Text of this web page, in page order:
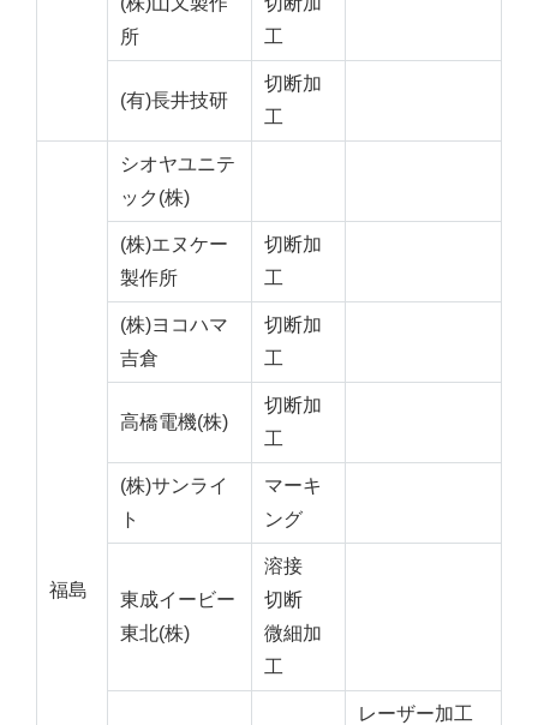
所
工
(有)長井技研
切断加
工
福島
シオヤユニテ
ック(株)
(株)エヌケー
製作所
切断加
工
(株)ヨコハマ
吉倉
切断加
工
高橋電機(株)
切断加
工
(株)サンライ
ト
マーキ
ング
東成イービー
東北(株)
溶接
切断
微細加
工
レーザー加工